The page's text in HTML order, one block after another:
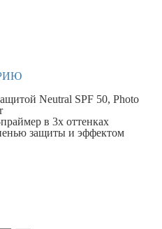
Neutral SPF 50, Photo
в 3х оттенках
защиты и эффектом